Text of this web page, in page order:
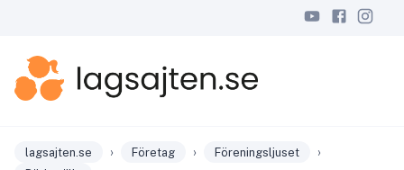
lagsajten.se › Företag › Föreningsljuset ›